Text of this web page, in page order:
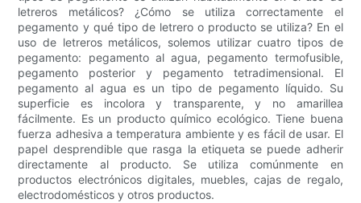
letreros metálicos? ¿Cómo se utiliza correctamente el
pegamento y qué tipo de letrero o producto se utiliza? En el
uso de letreros metálicos, solemos utilizar cuatro tipos de
pegamento: pegamento al agua, pegamento termofusible,
pegamento posterior y pegamento tetradimensional. El
pegamento al agua es un tipo de pegamento líquido. Su
superficie es incolora y transparente, y no amarillea
fácilmente. Es un producto químico ecológico. Tiene buena
fuerza adhesiva a temperatura ambiente y es fácil de usar. El
papel desprendible que rasga la etiqueta se puede adherir
directamente al producto. Se utiliza comúnmente en
productos electrónicos digitales, muebles, cajas de regalo,
electrodomésticos y otros productos.